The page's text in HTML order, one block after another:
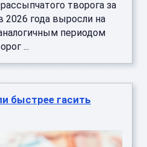
творога за
года выросли на
периодом
...
быстрее гасить